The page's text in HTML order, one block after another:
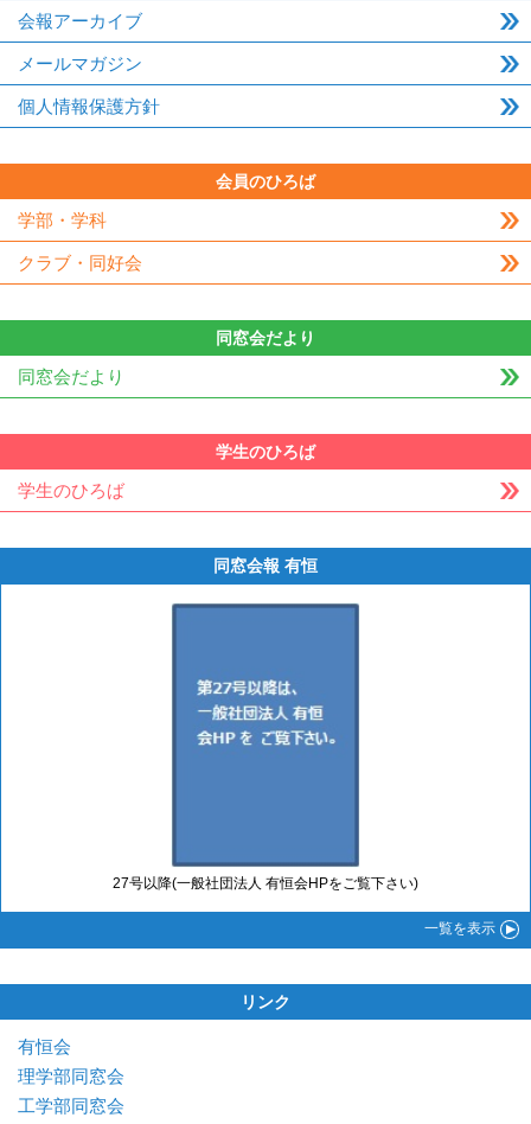
会報アーカイブ
メールマガジン
個人情報保護方針
会員のひろば
学部・学科
クラブ・同好会
同窓会だより
同窓会だより
学生のひろば
学生のひろば
同窓会報 有恒
27号以降(一般社団法人 有恒会HPをご覧下さい)
一覧を表示
リンク
有恒会
理学部同窓会
工学部同窓会